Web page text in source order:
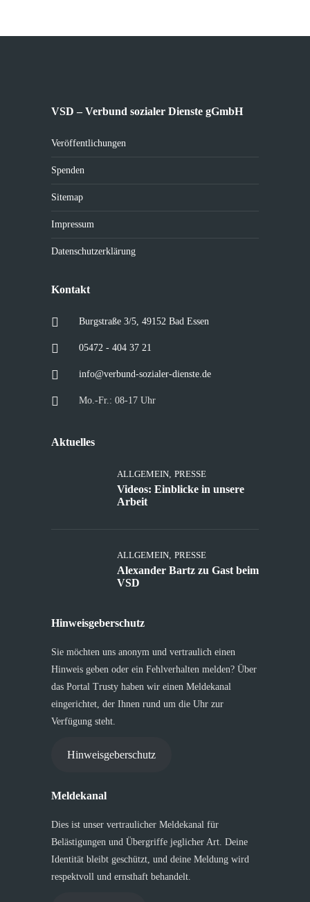
VSD – Verbund sozialer Dienste gGmbH
Veröffentlichungen
Spenden
Sitemap
Impressum
Datenschutzerklärung
Kontakt
Burgstraße 3/5, 49152 Bad Essen
05472 - 404 37 21
info@verbund-sozialer-dienste.de
Mo.-Fr.: 08-17 Uhr
Aktuelles
ALLGEMEIN, PRESSE
Videos: Einblicke in unsere
Arbeit
ALLGEMEIN, PRESSE
Alexander Bartz zu Gast beim
VSD
Hinweisgeberschutz
Sie möchten uns anonym und vertraulich einen
Hinweis geben oder ein Fehlverhalten melden? Über
das Portal Trusty haben wir einen Meldekanal
eingerichtet, der Ihnen rund um die Uhr zur
Verfügung steht.
Hinweisgeberschutz
Meldekanal
Dies ist unser vertraulicher Meldekanal für
Belästigungen und Übergriffe jeglicher Art. Deine
Identität bleibt geschützt, und deine Meldung wird
respektvoll und ernsthaft behandelt.